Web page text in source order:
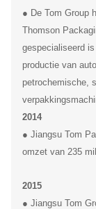
● De Tom Group
Thomson
gespecialiseerd
productie van
petrochemische,
2014
● Jiangsu Tom
omzet van 235
2015
● Jiangsu Tom